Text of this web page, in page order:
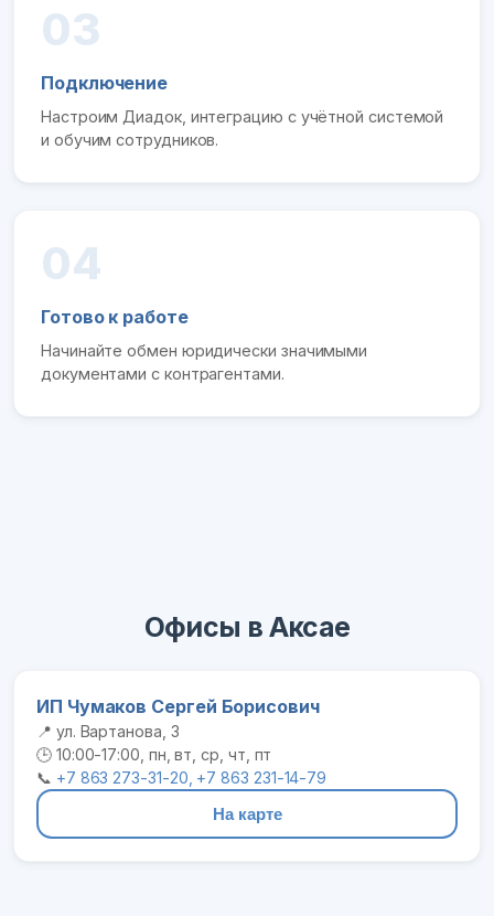
03
Подключение
Настроим Диадок, интеграцию с учётной системой
и обучим сотрудников.
04
Готово к работе
Начинайте обмен юридически значимыми
документами с контрагентами.
Офисы в Аксае
ИП Чумаков Сергей Борисович
📍 ул. Вартанова, 3
🕒 10:00-17:00, пн, вт, ср, чт, пт
📞 +7 863 273-31-20, +7 863 231-14-79
На карте